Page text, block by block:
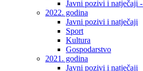
Javni pozivi i natječaji
2022. godina
Javni pozivi i natječaji
Sport
Kultura
Gospodarstvo
2021. godina
Javni pozivi i natječaji